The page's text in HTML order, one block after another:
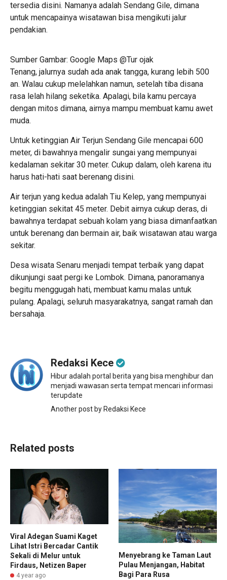
tersedia disini. Namanya adalah Sendang Gile, dimana
untuk mencapainya wisatawan bisa mengikuti jalur
pendakian.
Sumber Gambar: Google Maps @Tur ojak
Tenang, jalurnya sudah ada anak tangga, kurang lebih 500
an. Walau cukup melelahkan namun, setelah tiba disana
rasa lelah hilang seketika. Apalagi, bila kamu percaya
dengan mitos dimana, airnya mampu membuat kamu awet
muda.
Untuk ketinggian Air Terjun Sendang Gile mencapai 600
meter, di bawahnya mengalir sungai yang mempunyai
kedalaman sekitar 30 meter. Cukup dalam, oleh karena itu
harus hati-hati saat berenang disini.
Air terjun yang kedua adalah Tiu Kelep, yang mempunyai
ketinggian sekitat 45 meter. Debit airnya cukup deras, di
bawahnya terdapat sebuah kolam yang biasa dimanfaatkan
untuk berenang dan bermain air, baik wisatawan atau warga
sekitar.
Desa wisata Senaru menjadi tempat terbaik yang dapat
dikunjungi saat pergi ke Lombok. Dimana, panoramanya
begitu menggugah hati, membuat kamu malas untuk
pulang. Apalagi, seluruh masyarakatnya, sangat ramah dan
bersahaja.
Redaksi Kece
Hibur adalah portal berita yang bisa menghibur dan
menjadi wawasan serta tempat mencari informasi
terupdate
Another post by Redaksi Kece
Related posts
Viral Adegan Suami Kaget
Lihat Istri Bercadar Cantik
Sekali di Melur untuk
Firdaus, Netizen Baper
4 year ago
Menyebrang ke Taman Laut
Pulau Menjangan, Habitat
Bagi Para Rusa